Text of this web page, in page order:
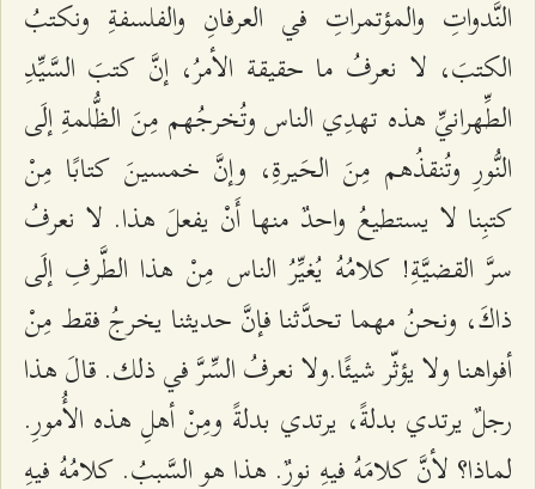
النَّدواتِ والمؤتمراتِ في العرفانِ والفلسفةِ ونكتبُ
الكتبَ، لا نعرفُ ما حقيقة الأمرُ، إنَّ كتبَ السَّیِّدِ
الطِّهرانيِّ هذه تهدِي الناس وتُخرجُهم مِنَ الظُّلمةِ إلَى
النُّورِ وتُنقذُهم مِنَ الحَیرةِ، وإنَّ خمسینَ كتابًا مِنْ
كتبِنا لا یستطیعُ واحدٌ منها أَنْ یفعلَ هذا. لا نعرفُ
سرَّ القضیَّةِ! كلامُهُ یُغیِّرُ الناس مِنْ هذا الطَّرفِ إلَى
ذاكَ، ونحنُ مهما تحدَّثنا فإنَّ حديثنا یخرجُ فقط مِنْ
أفواهنا ولا يؤثّر شیئًا.ولا نعرفُ السِّرَّ في ذلك. قالَ هذا
رجلٌ یرتدي بدلةً، یرتدي بدلةً ومِنْ أهلِ هذه الأُمورِ.
لماذا؟ لأنَّ كلامَهُ فیهِ نورٌ. هذا هو السَّببُ. كلامُهُ فیهِ